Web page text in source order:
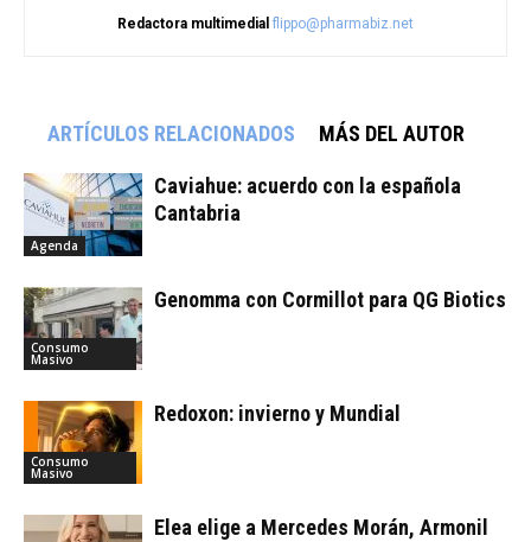
Redactora multimedial flippo@pharmabiz.net
ARTÍCULOS RELACIONADOS MÁS DEL AUTOR
Agenda
Caviahue: acuerdo con la española
Cantabria
Consumo
Masivo
Genomma con Cormillot para QG Biotics
Consumo
Masivo
Redoxon: invierno y Mundial
Elea elige a Mercedes Morán, Armonil